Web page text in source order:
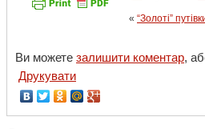
« “Золоті”
Ви можете залишити коментар,
Друкувати